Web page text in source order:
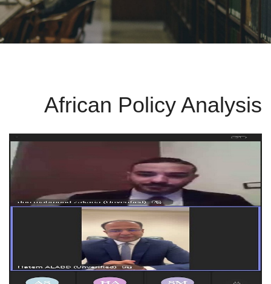
الشئون الأكاديمية
البحث العلمي
المراكز والوحدات
الأنظمة الذكية
الإعلام
تواصل معنا
هيئة التدريس
African Policy Analysis